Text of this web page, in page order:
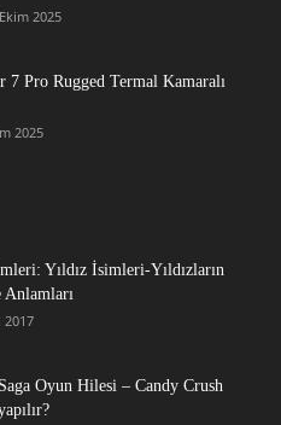
2025
7 Pro Rugged Termal Kamaralı
2025
Yıldız İsimleri-Yıldızların
2017
Oyun Hilesi – Candy Crush